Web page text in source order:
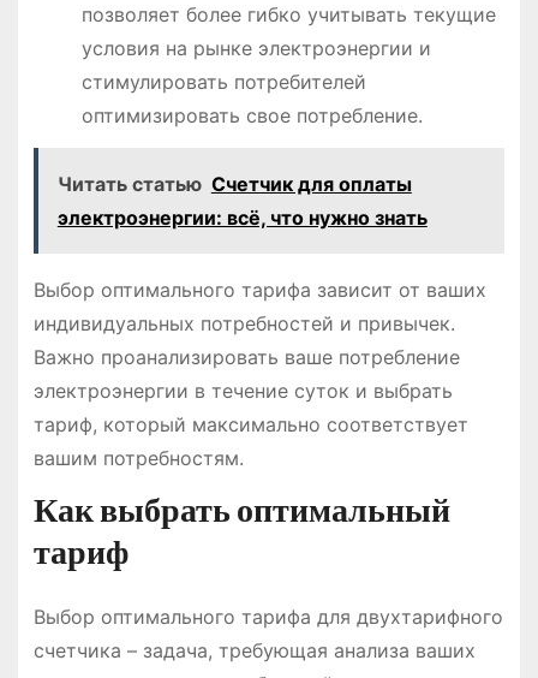
позволяет более гибко учитывать текущие
условия на рынке электроэнергии и
стимулировать потребителей
оптимизировать свое потребление.
Читать статью Счетчик для оплаты
электроэнергии: всё, что нужно знать
Выбор оптимального тарифа зависит от ваших
индивидуальных потребностей и привычек.
Важно проанализировать ваше потребление
электроэнергии в течение суток и выбрать
тариф, который максимально соответствует
вашим потребностям.
Как выбрать оптимальный
тариф
Выбор оптимального тарифа для двухтарифного
счетчика – задача, требующая анализа ваших